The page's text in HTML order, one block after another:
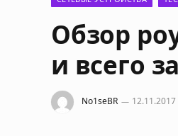
Обзор
и всего
No1seBR 12.11.2017